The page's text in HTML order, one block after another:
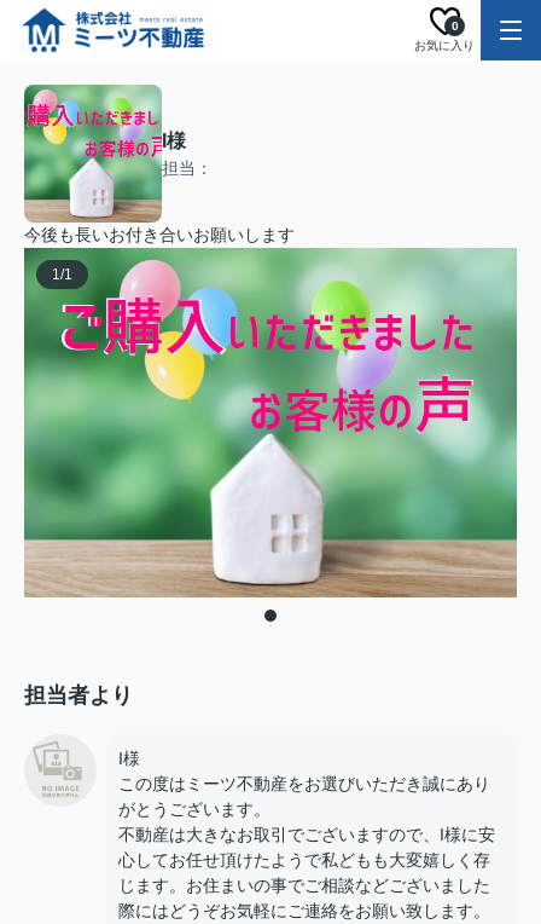
お気に入り
0
I様
担当：
今後も長いお付き合いお願いします
1/1
担当者より
I様
この度はミーツ不動産をお選びいただき誠にあり
がとうございます。
不動産は大きなお取引でございますので、I様に安
心してお任せ頂けたようで私どもも大変嬉しく存
じます。お住まいの事でご相談などございました
際にはどうぞお気軽にご連絡をお願い致します。